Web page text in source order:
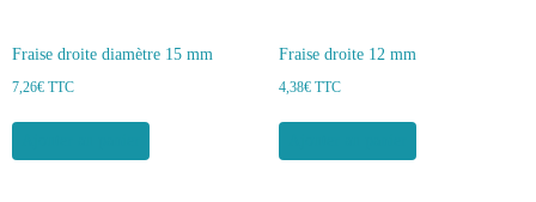
Fraise droite diamètre 15 mm
7,26€ TTC
Fraise droite 12 mm
4,38€ TTC